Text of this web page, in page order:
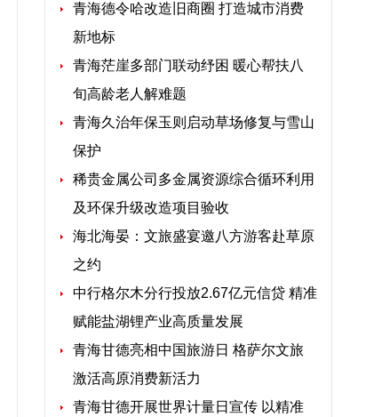
青海德令哈改造旧商圈 打造城市消费
新地标
青海茫崖多部门联动纾困 暖心帮扶八
旬高龄老人解难题
青海久治年保玉则启动草场修复与雪山
保护
稀贵金属公司多金属资源综合循环利用
及环保升级改造项目验收
海北海晏：文旅盛宴邀八方游客赴草原
之约
中行格尔木分行投放2.67亿元信贷 精准
赋能盐湖锂产业高质量发展
青海甘德亮相中国旅游日 格萨尔文旅
激活高原消费新活力
青海甘德开展世界计量日宣传 以精准